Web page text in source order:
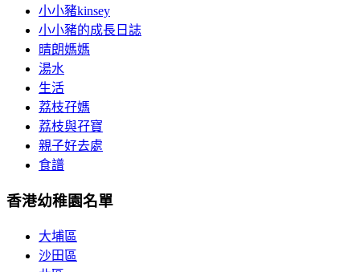
小小豬kinsey
小小豬的成長日誌
晴朗媽媽
湯水
生活
荔枝孖媽
荔枝與孖寶
親子好去處
食譜
香港幼稚園名單
大埔區
沙田區